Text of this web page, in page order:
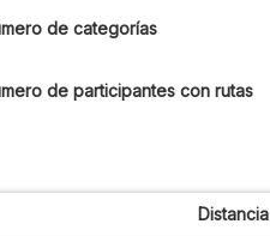
de categorías
de participantes con rutas
Distancia